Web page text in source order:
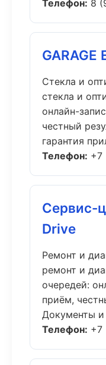
Телефон: 8
Стекла и
стекла и
онлайн-
честный
гарантия
Телефон: +7
Сервис-
Drive
Ремонт и
ремонт и
очередей:
приём,
Документы и
Телефон: +7